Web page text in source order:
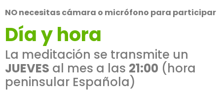
NO necesitas cámara o micrófono para participar
Día y hora
La meditación se transmite un
JUEVES al mes a las 21:00 (hora
peninsular Española)